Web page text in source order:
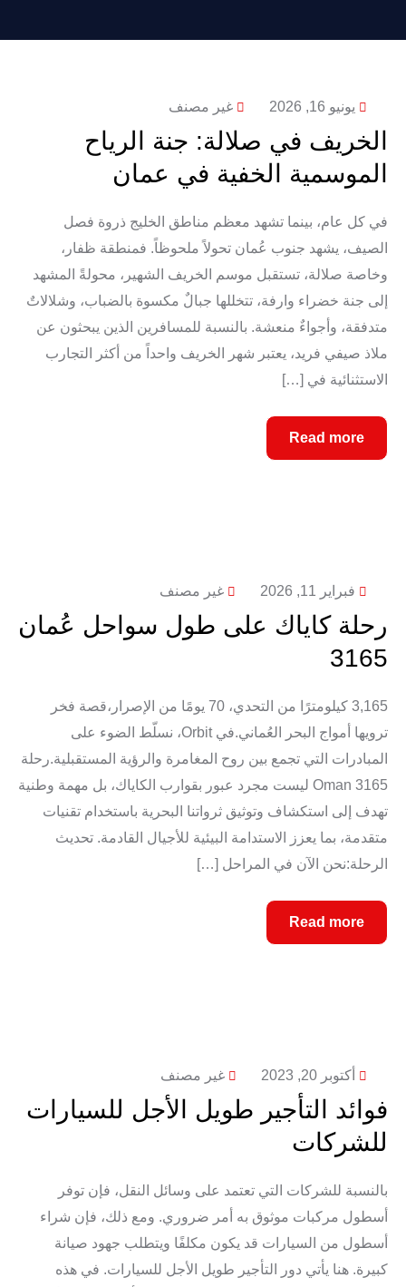
يونيو 16, 2026 غير مصنف
الخريف في صلالة: جنة الرياح
الموسمية الخفية في عمان
في كل عام، بينما تشهد معظم مناطق الخليج ذروة فصل
الصيف، يشهد جنوب عُمان تحولاً ملحوظاً. فمنطقة ظفار،
وخاصة صلالة، تستقبل موسم الخريف الشهير، محولةً المشهد
إلى جنة خضراء وارفة، تتخللها جبالٌ مكسوة بالضباب، وشلالاتٌ
متدفقة، وأجواءٌ منعشة. بالنسبة للمسافرين الذين يبحثون عن
ملاذ صيفي فريد، يعتبر شهر الخريف واحداً من أكثر التجارب
الاستثنائية في […]
Read more
فبراير 11, 2026 غير مصنف
رحلة كاياك على طول سواحل عُمان
3165
3,165 كيلومترًا من التحدي، 70 يومًا من الإصرار،قصة فخر
ترويها أمواج البحر العُماني.في Orbit، نسلّط الضوء على
المبادرات التي تجمع بين روح المغامرة والرؤية المستقبلية.رحلة
Oman 3165 ليست مجرد عبور بقوارب الكاياك، بل مهمة وطنية
تهدف إلى استكشاف وتوثيق ثرواتنا البحرية باستخدام تقنيات
متقدمة، بما يعزز الاستدامة البيئية للأجيال القادمة. تحديث
الرحلة:نحن الآن في المراحل […]
Read more
أكتوبر 20, 2023 غير مصنف
فوائد التأجير طويل الأجل للسيارات
للشركات
بالنسبة للشركات التي تعتمد على وسائل النقل، فإن توفر
أسطول مركبات موثوق به أمر ضروري. ومع ذلك، فإن شراء
أسطول من السيارات قد يكون مكلفًا ويتطلب جهود صيانة
كبيرة. هنا يأتي دور التأجير طويل الأجل للسيارات. في هذه